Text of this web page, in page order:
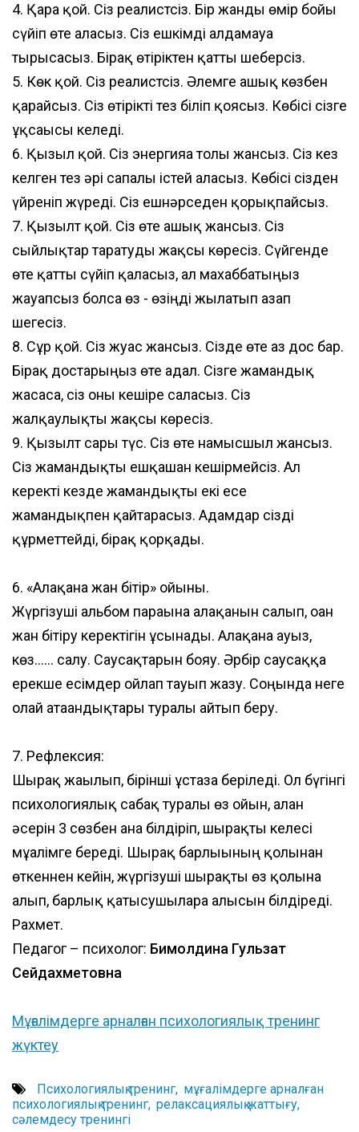
4. Қара қой. Сіз реалистсіз. Бір жанды өмір бойы
сүйіп өте аласыз. Сіз ешкімді алдамауға
тырысасыз. Бірақ өтіріктен қатты шеберсіз.
5. Көк қой. Сіз реалистсіз. Әлемге ашық көзбен
қарайсыз. Сіз өтірікті тез біліп қоясыз. Көбісі сізге
ұқсағысы келеді.
6. Қызыл қой. Сіз энергияға толы жансыз. Сіз кез
келген тез әрі сапалы істей аласыз. Көбісі сізден
үйреніп жүреді. Сіз ешнәрседен қорықпайсыз.
7. Қызғылт қой. Сіз өте ашық жансыз. Сіз
сыйлықтар таратуды жақсы көресіз. Сүйгенде
өте қатты сүйіп қаласыз, ал махаббатыңыз
жауапсыз болса өз - өзіңді жылатып азап
шегесіз.
8. Сұр қой. Сіз жуас жансыз. Сізде өте аз дос бар.
Бірақ достарыңыз өте адал. Сізге жамандық
жасаса, сіз оны кешіре саласыз. Сіз
жалқаулықты жақсы көресіз.
9. Қызғылт сары түс. Сіз өте намысшыл жансыз.
Сіз жамандықты ешқашан кешірмейсіз. Ал
керекті кезде жамандықты екі есе
жамандықпен қайтарасыз. Адамдар сізді
құрметтейді, бірақ қорқады.
6. «Алақанға жан бітір» ойыны.
Жүргізуші альбом парағына алақанын салып, оған
жан бітіру керектігін ұсынады. Алақанға ауыз,
көз...... салу. Саусақтарын бояу. Әрбір саусаққа
ерекше есімдер ойлап тауып жазу. Соңында неге
олай атағандықтары туралы айтып беру.
7. Рефлексия:
Шырақ жағылып, бірінші ұстазға беріледі. Ол бүгінгі
психологиялық сабақ туралы өз ойын, алған
әсерін 3 сөзбен ғана білдіріп, шырақты келесі
мұғалімге береді. Шырақ барлығының қолынан
өткеннен кейін, жүргізуші шырақты өз қолына
алып, барлық қатысушыларға алғысын білдіреді.
Рахмет.
Педагог – психолог: Бимолдина Гульзат
Сейдахметовна
Мұғалімдерге арналған психологиялық тренинг
жүктеу
Психологиялық тренинг мұғалімдерге арналған
психологиялық тренинг релаксациялық жаттығу
сәлемдесу тренингі